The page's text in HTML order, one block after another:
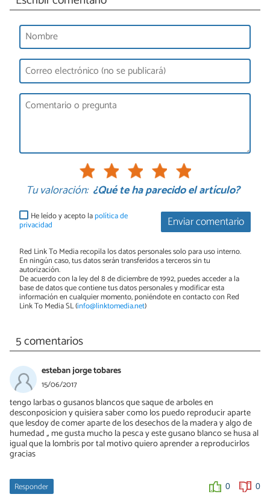
Tu valoración: ¿Qué te ha parecido el artículo?
Enviar comentario
He leído y acepto lapolítica de
privacidad
Red Link To Media recopila los datos personales solo para uso interno.
En ningún caso, tus datos serán transferidos a terceros sin tu
autorización.
De acuerdo con la ley del 8 de diciembre de 1992, puedes acceder a la
base de datos que contiene tus datos personales y modificar esta
información en cualquier momento, poniéndote en contacto con Red
Link To Media SL (info@linktomedia.net)
5 comentarios
esteban jorge tobares
15/06/2017
tengo larbas o gusanos blancos que saque de arboles en
desconposicion y quisiera saber como los puedo reproducir aparte
que lesdoy de comer aparte de los desechos de la madera y algo de
humedad ,; me gusta mucho la pesca y este gusano blanco se husa al
igual que la lombris por tal motivo quiero aprender a reproducirlos
gracias
Responder 0 0